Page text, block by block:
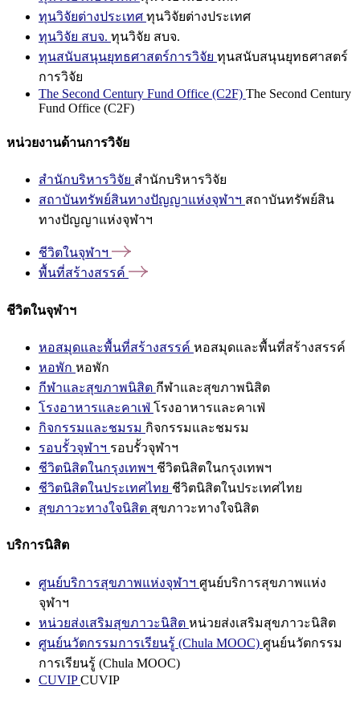
ทุนวิจัยต่างประเทศ ทุนวิจัยต่างประเทศ
ทุนวิจัย สบจ. ทุนวิจัย สบจ.
ทุนสนับสนุนยุทธศาสตร์การวิจัย ทุนสนับสนุนยุทธศาสตร์
การวิจัย
The Second Century Fund Office (C2F) The Second Century
Fund Office (C2F)
หน่วยงานด้านการวิจัย
สำนักบริหารวิจัย สำนักบริหารวิจัย
สถาบันทรัพย์สินทางปัญญาแห่งจุฬาฯ สถาบันทรัพย์สิน
ทางปัญญาแห่งจุฬาฯ
ชีวิตในจุฬาฯ
พื้นที่สร้างสรรค์
ชีวิตในจุฬาฯ
หอสมุดและพื้นที่สร้างสรรค์ หอสมุดและพื้นที่สร้างสรรค์
หอพัก หอพัก
กีฬาและสุขภาพนิสิต กีฬาและสุขภาพนิสิต
โรงอาหารและคาเฟ่ โรงอาหารและคาเฟ่
กิจกรรมและชมรม กิจกรรมและชมรม
รอบรั้วจุฬาฯ รอบรั้วจุฬาฯ
ชีวิตนิสิตในกรุงเทพฯ ชีวิตนิสิตในกรุงเทพฯ
ชีวิตนิสิตในประเทศไทย ชีวิตนิสิตในประเทศไทย
สุขภาวะทางใจนิสิต สุขภาวะทางใจนิสิต
บริการนิสิต
ศูนย์บริการสุขภาพแห่งจุฬาฯ ศูนย์บริการสุขภาพแห่ง
จุฬาฯ
หน่วยส่งเสริมสุขภาวะนิสิต หน่วยส่งเสริมสุขภาวะนิสิต
ศูนย์นวัตกรรมการเรียนรู้ (Chula MOOC) ศูนย์นวัตกรรม
การเรียนรู้ (Chula MOOC)
CUVIPCUVIP